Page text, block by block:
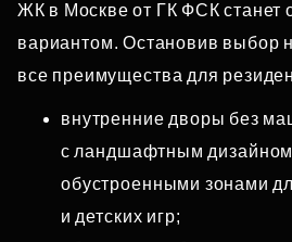
ЖК в Москве от ГК ФСК станет
вариантом. Остановив выбор
все преимущества для
внутренние дворы без
с ландшафтным дизайном
обустроенными зонами
и детских игр;